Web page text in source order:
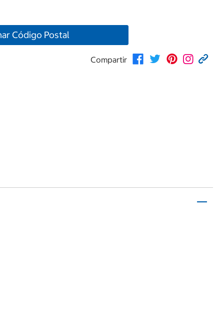
Código Postal
Compartir